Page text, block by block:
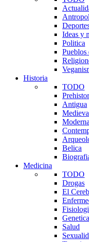
Ideas y
Politica
Pueblos
Historia
TODO
Antigua
Moderna
Belica
Medicina
TODO
Drogas
El
Genetica
Salud